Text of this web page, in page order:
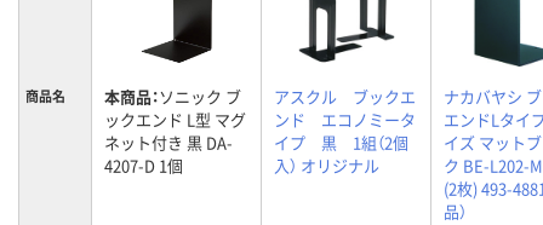
商品名 本商品：ソニック ブ
ックエンド L型 マグ
ネット付き 黒 DA-
4207-D 1個
アスクル ブックエ
ンド エコノミータ
イプ 黒 1組（2個
入） オリジナル
ナカバヤシ
エンドLタイ
イズ マット
ク BE-L202-
(2枚) 493-
品）